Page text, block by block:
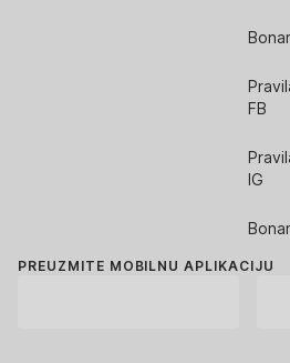
FB
IG
PREUZMITE MOBILNU APLIKACIJU